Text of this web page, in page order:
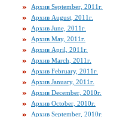
Архив September, 2011г.
Архив August, 2011г.
Архив June, 2011г.
Архив May, 2011г.
Архив April, 2011г.
Архив March, 2011г.
Архив February, 2011г.
Архив January, 2011г.
Архив December, 2010г.
Архив October, 2010г.
Архив September, 2010г.